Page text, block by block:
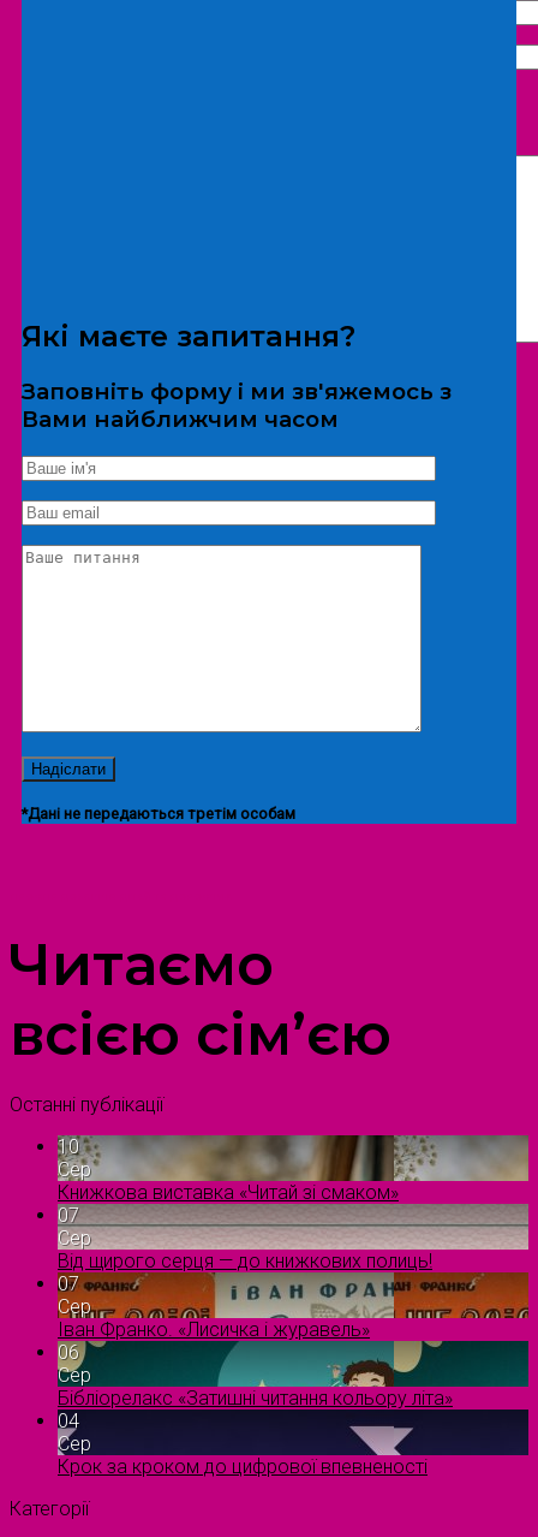
*Дані не передаються третім особам
Екскурсія/локація
Які маєте запитання?
Заповніть форму і ми зв'яжемось з
Вами найближчим часом
*Дані не передаються третім особам
Читаємо
всією сім’єю
Останні публікації
10
Сер
Книжкова виставка «Читай зі смаком»
07
Сер
Від щирого серця — до книжкових полиць!
07
Сер
Іван Франко. «Лисичка і журавель»
06
Сер
Бібліорелакс «Затишні читання кольору літа»
04
Сер
Крок за кроком до цифрової впевненості
Категорії